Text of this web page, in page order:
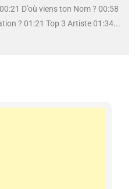
D'où viens ton Nom ? 00:58
? 01:21 Top 3 Artiste 01:34...